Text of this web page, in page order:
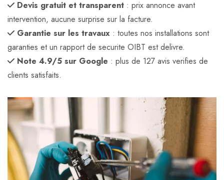
Devis gratuit et transparent : prix annonce avant
intervention, aucune surprise sur la facture.
Garantie sur les travaux : toutes nos installations sont
garanties et un rapport de securite OIBT est delivre.
Note 4.9/5 sur Google : plus de 127 avis verifies de
clients satisfaits.